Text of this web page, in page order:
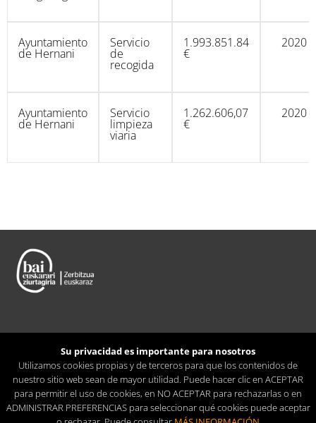
Ayuntamiento
de Hernani
Servicio
de
recogida
1.993.851.84
€
2020
Ayuntamiento
de Hernani
Servicio
limpieza
viaria
1.262.606,07
€
2020
(0034) 943 369 609 · info@garbitania.eus
Su privacidad es importante para nosotros
Utilizamos cookies propias y de terceros para que los contenidos de
nuestro sitio web sean de mayor utilidad. Puede hacer clic en ACEPTAR
para permitir el uso de cookies, en NO ACEPTAR para rechazarlas o en
ADMINISTRAR PREFERENCIAS para seleccionar qué cookies puede aceptar